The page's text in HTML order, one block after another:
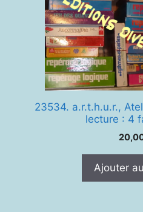
23534. a.r.t.h.u.r.,
lecture : 4
Ajouter